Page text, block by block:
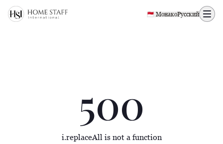
500 page
🇲🇨 МонакоРусский
500
i.replaceAll is not a function